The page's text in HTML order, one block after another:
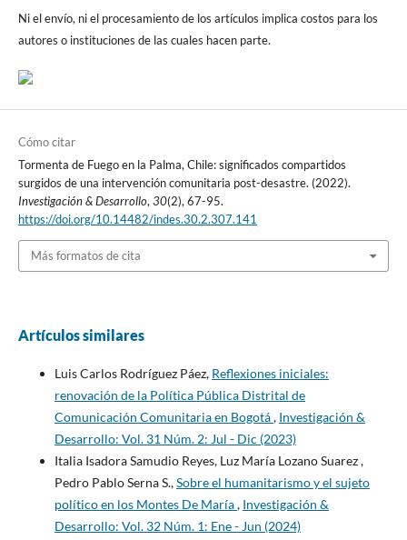
Ni el envío, ni el procesamiento de los artículos implica costos para los
autores o instituciones de las cuales hacen parte.
Cómo citar
Tormenta de Fuego en la Palma, Chile: significados compartidos
surgidos de una intervención comunitaria post-desastre. (2022).
Investigación & Desarrollo, 30(2), 67-95.
https://doi.org/10.14482/indes.30.2.307.141
Más formatos de cita
Artículos similares
Luis Carlos Rodríguez Páez, Reflexiones iniciales:
renovación de la Política Pública Distrital de
Comunicación Comunitaria en Bogotá, Investigación &
Desarrollo: Vol. 31 Núm. 2: Jul - Dic (2023)
Italia Isadora Samudio Reyes, Luz María Lozano Suarez ,
Pedro Pablo Serna S.,Sobre el humanitarismo y el sujeto
político en los Montes De María, Investigación &
Desarrollo: Vol. 32 Núm. 1: Ene - Jun (2024)